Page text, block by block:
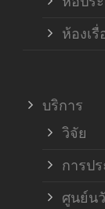
ห้องเ
บริการ
วิจัย
การป
ศูนย์น